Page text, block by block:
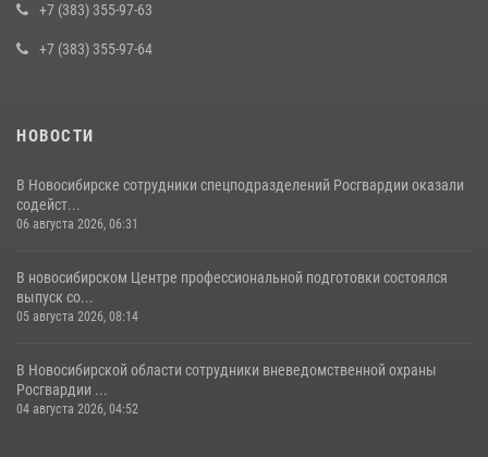
10 июля 2026, 04:33
+7 (383) 355-97-63
+7 (383) 355-97-64
НОВОСТИ
В Новосибирске сотрудники спецподразделений Росгвардии оказали
содейст...
06 августа 2026, 06:31
В новосибирском Центре профессиональной подготовки состоялся
выпуск со...
05 августа 2026, 08:14
В Новосибирской области сотрудники вневедомственной охраны
Росгвардии ...
04 августа 2026, 04:52